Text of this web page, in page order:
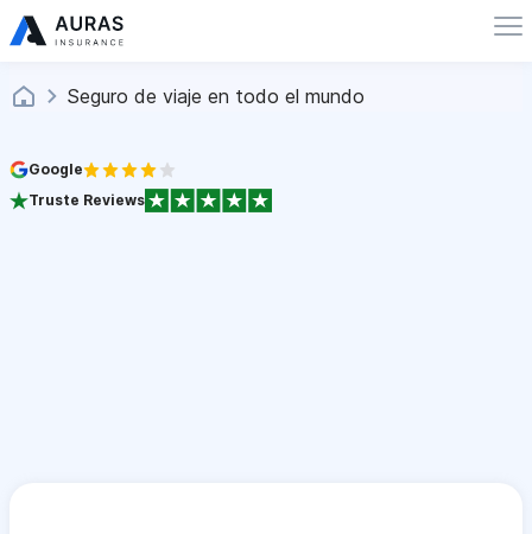
Seguro de viaje en todo el mundo
Google
Truste Reviews